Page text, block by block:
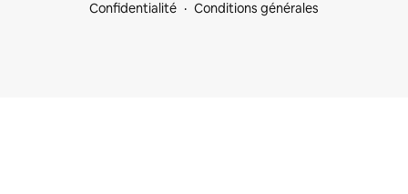
Confidentialité
Conditions générales